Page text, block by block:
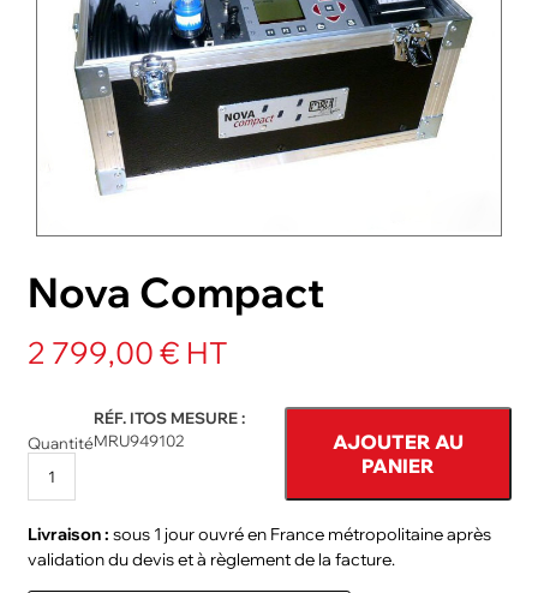
NOS PACKS
ACCESSOIRES ET PIÈCES DÉTACHÉES
Nova Compact
2 799,00 € HT
Quantité
RÉF. ITOS MESURE :
MRU949102
AJOUTER AU
PANIER
Livraison : sous 1 jour ouvré en France métropolitaine après
validation du devis et à règlement de la facture.